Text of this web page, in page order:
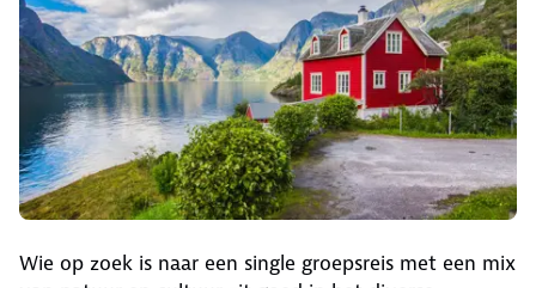
Wie op zoek is naar een single groepsreis met een mix